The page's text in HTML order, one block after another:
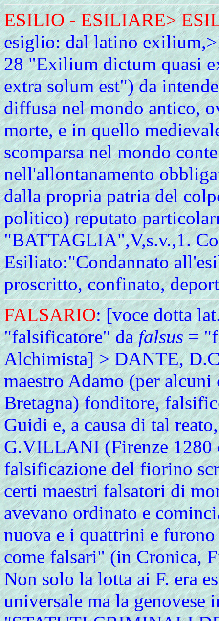
ESILIO- ESILIARE>
esiglio: dal latino
28 "Exilium dictum quasi
extra solum est") da
diffusa nel mondo antico,
morte, e in quello
scomparsa nel mondo
nell'allontanamento
dalla propria patria del
politico) reputato
"BATTAGLIA",V,s.v.,1.
Esiliato:"Condannato
proscritto, confinato,
FALSARIO: [voce dotta
"falsificatore" dafalsus=
Alchimista] > DANTE,
maestro Adamo (per
Bretagna) fonditore,
Guidi e, a causa di tal
G.VILLANI (Firenze 1280
falsificazione del fiorino
certi maestri falsatori di
avevano ordinato e
nuova e i quattrini e
come falsari" (in Cronica,
Non solo la lotta ai F. era
universale ma la genovese